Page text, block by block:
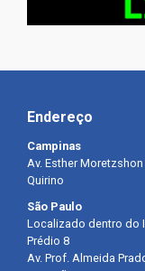
Endereço
Campinas
Av. Esther Moretzshon
Quirino
São Paulo
Localizado dentro do
Prédio 8
Av. Prof. Almeida